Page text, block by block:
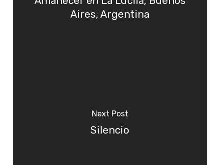
Aires, Argentina
Next Post
Silencio